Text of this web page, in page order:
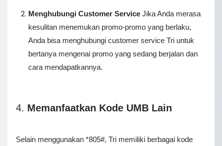
Menghubungi Customer Service Jika Anda merasa
kesulitan menemukan promo-promo yang berlaku,
Anda bisa menghubungi customer service Tri untuk
bertanya mengenai promo yang sedang berjalan dan
cara mendapatkannya.
4. Memanfaatkan Kode UMB Lain
Selain menggunakan *805#, Tri memiliki berbagai kode